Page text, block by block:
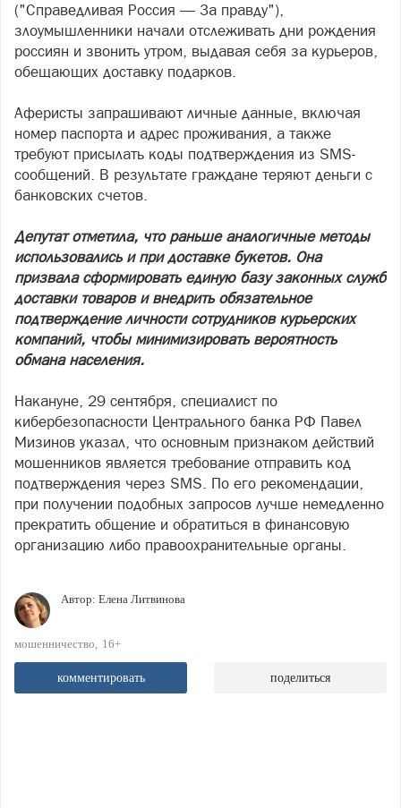
("Справедливая Россия — За правду"),
злоумышленники начали отслеживать дни рождения
россиян и звонить утром, выдавая себя за курьеров,
обещающих доставку подарков.
Аферисты запрашивают личные данные, включая
номер паспорта и адрес проживания, а также
требуют присылать коды подтверждения из SMS-
сообщений. В результате граждане теряют деньги с
банковских счетов.
Депутат отметила, что раньше аналогичные методы
использовались и при доставке букетов. Она
призвала сформировать единую базу законных служб
доставки товаров и внедрить обязательное
подтверждение личности сотрудников курьерских
компаний, чтобы минимизировать вероятность
обмана населения.
Накануне, 29 сентября, специалист по
кибербезопасности Центрального банка РФ Павел
Мизинов указал, что основным признаком действий
мошенников является требование отправить код
подтверждения через SMS. По его рекомендации,
при получении подобных запросов лучше немедленно
прекратить общение и обратиться в финансовую
организацию либо правоохранительные органы.
Автор: Елена Литвинова
мошенничество 16+
комментировать поделиться